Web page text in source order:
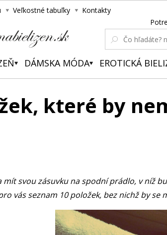
Veľkostné tabuľky Kontakty
DÁMSKA MÓDA EROTICKÁ
které by
mít svou zásuvku na spodní prádlo, v níž
vás seznam 10 položek, bez nichž by se